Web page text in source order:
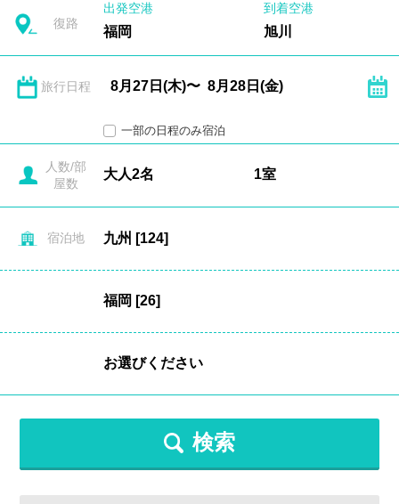
復路
出発空港
福岡
到着空港
旭川
旅行日程
一部の日程のみ宿泊
人数/部
屋数
宿泊地
検索